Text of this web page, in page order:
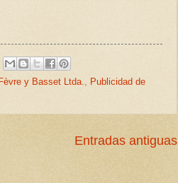
y Basset Ltda.
Publicidad de
Entradas antiguas